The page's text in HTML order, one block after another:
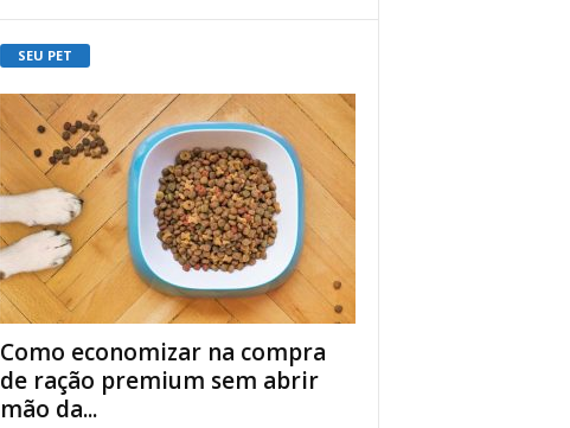
SEU PET
Como economizar na compra
de ração premium sem abrir
mão da...